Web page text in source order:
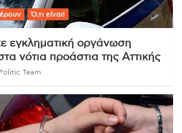
Ό,τι είναι!
εγκληματική οργάνωση
νότια προάστια της Αττικής
Team